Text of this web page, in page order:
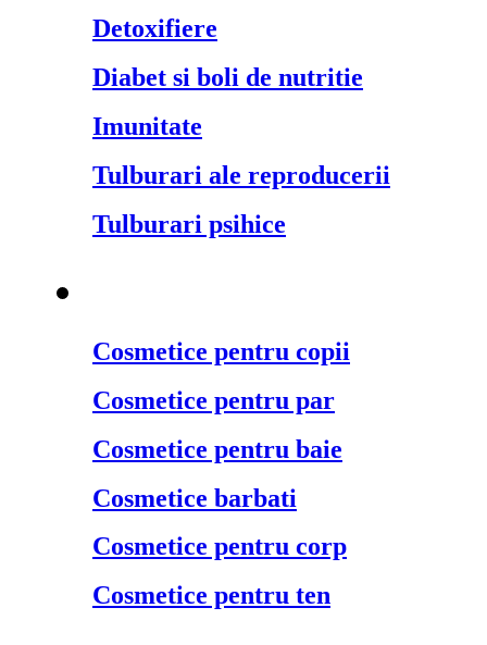
Detoxifiere
Diabet si boli de nutritie
Imunitate
Tulburari ale reproducerii
Tulburari psihice
Cosmetice pentru copii
Cosmetice pentru par
Cosmetice pentru baie
Cosmetice barbati
Cosmetice pentru corp
Cosmetice pentru ten